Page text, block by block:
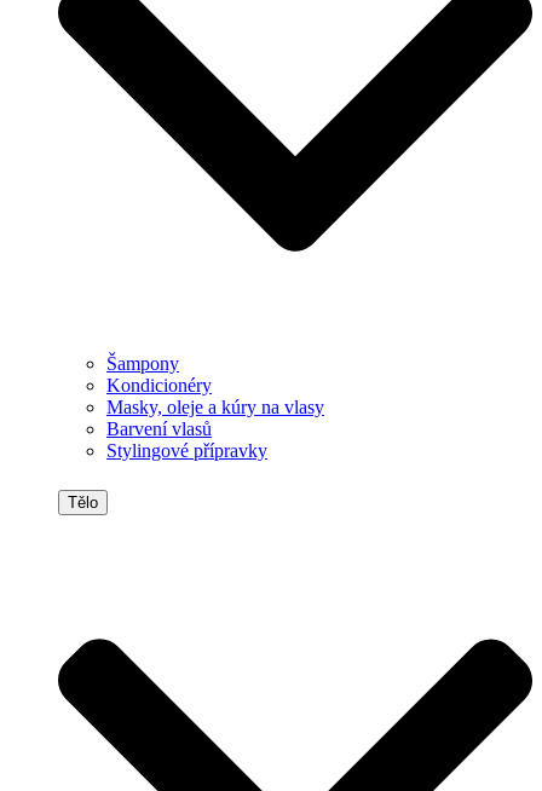
Šampony
Kondicionéry
Masky, oleje a kúry na vlasy
Barvení vlasů
Stylingové přípravky
Tělo